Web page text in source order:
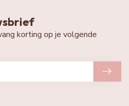
korting op je volgende